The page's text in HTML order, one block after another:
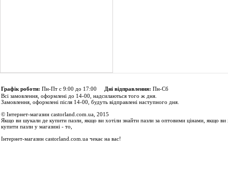
Графік роботи: Пн-Пт с 9:00 до 17:00 Дні відправлення: Пн-Сб
Всі замовлення, оформлені до 14-00, надсилаються того ж дня.
Замовлення, оформлені після 14-00, будуть відправлені наступного дня.
© Інтернет-магазин castorland.com.ua, 2015
Якщо ви шукали де купити пазли, якщо ви хотіли знайти пазли за оптовими цінами, якщо ви
купити пазли у магазині - то,
Інтернет-магазин castorland.com.ua чекає на вас!